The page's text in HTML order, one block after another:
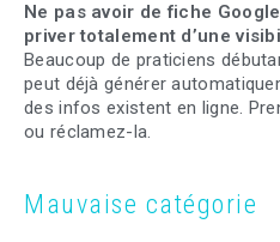
Ne pas avoir de fiche
priver totalement d’une
Beaucoup de praticiens
peut déjà générer
des infos existent en ligne.
ou réclamez-la.
Mauvaise catégorie